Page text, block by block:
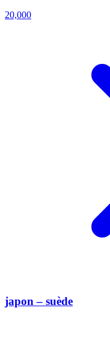
20,000
japon – suède